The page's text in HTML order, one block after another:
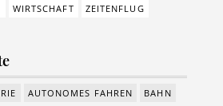
WIRTSCHAFT ZEITENFLUG
AUTONOMES FAHREN
BAHN